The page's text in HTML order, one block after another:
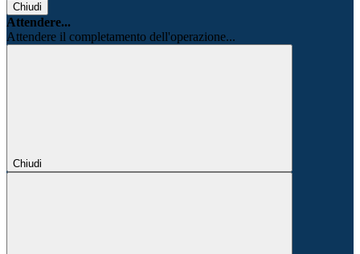
Chiudi
Attendere...
Attendere il completamento dell'operazione...
Chiudi